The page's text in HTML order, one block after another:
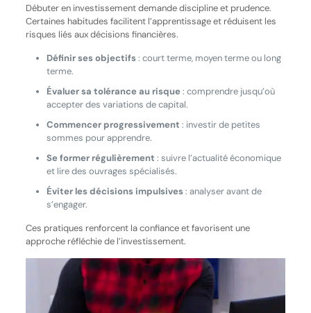
Débuter en investissement demande discipline et prudence.
Certaines habitudes facilitent l’apprentissage et réduisent les
risques liés aux décisions financières.
Définir ses objectifs: court terme, moyen terme ou long
terme.
Évaluer sa tolérance au risque: comprendre jusqu’où
accepter des variations de capital.
Commencer progressivement : investir de petites
sommes pour apprendre.
Se former régulièrement : suivre l’actualité économique
et lire des ouvrages spécialisés.
Éviter les décisions impulsives: analyser avant de
s’engager.
Ces pratiques renforcent la confiance et favorisent une
approche réfléchie de l’investissement.